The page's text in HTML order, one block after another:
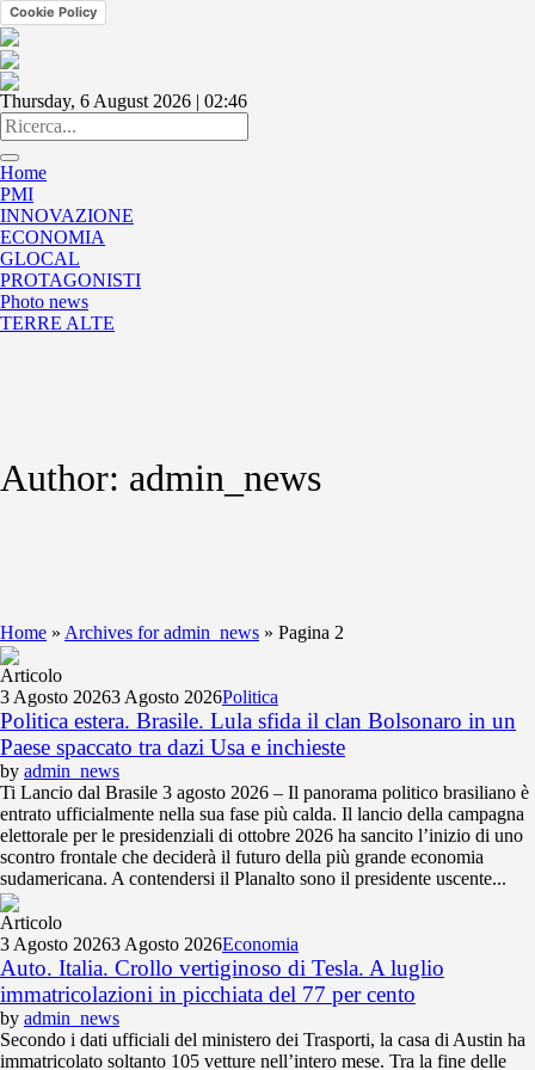
Cookie Policy
Thursday, 6 August 2026 | 02:46
Home
PMI
INNOVAZIONE
ECONOMIA
GLOCAL
PROTAGONISTI
Photo news
TERRE ALTE
Author: admin_news
Home » Archives for admin_news » Pagina 2
Articolo
3 Agosto 20263 Agosto 2026Politica
Politica estera. Brasile. Lula sfida il clan Bolsonaro in un
Paese spaccato tra dazi Usa e inchieste
by admin_news
Ti Lancio dal Brasile 3 agosto 2026 – Il panorama politico brasiliano è
entrato ufficialmente nella sua fase più calda. Il lancio della campagna
elettorale per le presidenziali di ottobre 2026 ha sancito l’inizio di uno
scontro frontale che deciderà il futuro della più grande economia
sudamericana. A contendersi il Planalto sono il presidente uscente...
Articolo
3 Agosto 20263 Agosto 2026Economia
Auto. Italia. Crollo vertiginoso di Tesla. A luglio
immatricolazioni in picchiata del 77 per cento
by admin_news
Secondo i dati ufficiali del ministero dei Trasporti, la casa di Austin ha
immatricolato soltanto 105 vetture nell’intero mese. Tra la fine delle